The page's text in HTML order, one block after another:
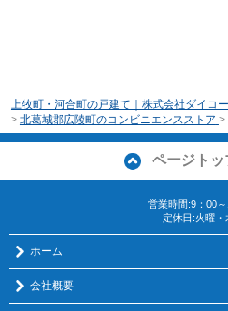
上牧町・河合町の戸建て｜株式会社ダイコー
> 北葛城郡広陵町のコンビニエンスストア >
ページトッ
営業時間:9：00
定休日:火曜・
ホーム
会社概要